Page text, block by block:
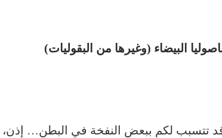
البيضاء (وغيرها من البقوليات)
قد تتسبب لكم ببعض النفخة في البطن… إذن،